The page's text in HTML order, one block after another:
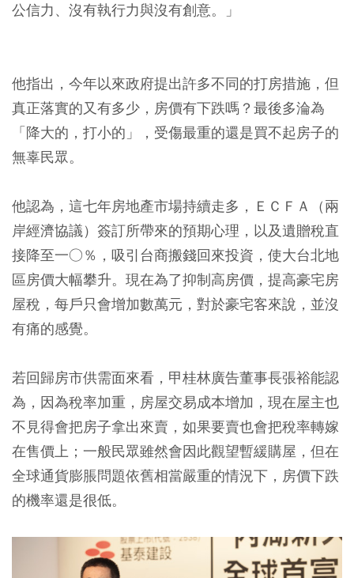
公信力、沒有執行力與沒有創意。」
他指出，今年以來政府提出許多不同的打房措施，但
真正落實的又有多少，房價有下跌嗎？最後多淪為
「降大的，打小的」，受傷最重的還是買不起房子的
無辜民眾。
他認為，這七年房地產市場持續走多，ＥＣＦＡ（兩
岸經濟協議）簽訂所帶來的預期心理，以及遺贈稅直
接降至一○％，吸引台商搬錢回來投資，使大台北地
區房價大幅攀升。現在為了抑制高房價，提高豪宅房
屋稅，每戶只會增加數萬元，對於豪宅客來說，並沒
有痛的感覺。
若回歸房市供需面來看，甲桂林廣告董事長張裕能認
為，因為稅率加重，房屋交易成本增加，現在屋主也
不見得會把房子拿出來賣，如果要賣也會把稅率轉嫁
在售價上；一般民眾雖然會因此觀望暫緩購屋，但在
全球通貨膨脹問題依舊相當嚴重的情況下，房價下跌
的機率還是很低。